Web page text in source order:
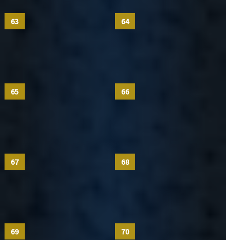
63 64
65 66
67 68
69 70